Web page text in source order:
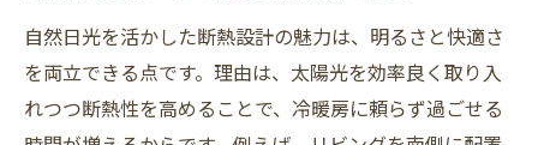
自然日光を活かした断熱設計の魅力は、明るさと快適さ
を両立できる点です。理由は、太陽光を効率良く取り入
れつつ断熱性を高めることで、冷暖房に頼らず過ごせる